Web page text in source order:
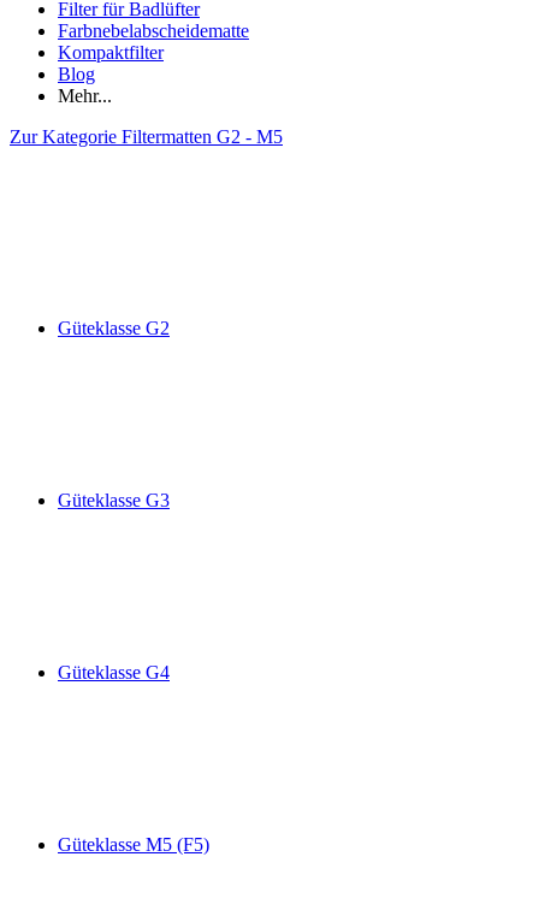
Filter für Badlüfter
Farbnebelabscheidematte
Kompaktfilter
Blog
Mehr...
Zur Kategorie Filtermatten G2 - M5
Güteklasse G2
Güteklasse G3
Güteklasse G4
Güteklasse M5 (F5)